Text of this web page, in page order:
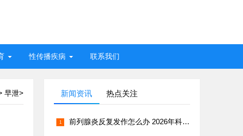
性传播疾病 联系我们
早泄> 新闻资讯 热点关注
前列腺炎反复发作怎么办 2026年科学治疗与日常预防指南